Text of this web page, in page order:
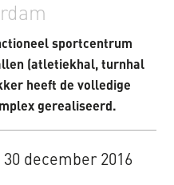
sportcentrum
(atletiekhal, turnhal
heeft de volledige
gerealiseerd.
30 december 2016